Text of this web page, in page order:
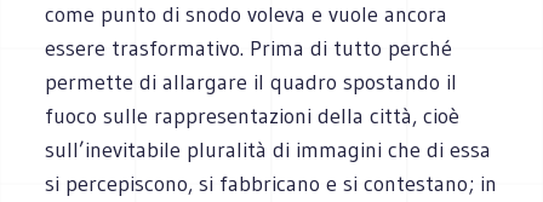
come punto di snodo voleva e vuole ancora
essere trasformativo. Prima di tutto perché
permette di allargare il quadro spostando il
fuoco sulle rappresentazioni della città, cioè
sull’inevitabile pluralità di immagini che di essa
si percepiscono, si fabbricano e si contestano; in